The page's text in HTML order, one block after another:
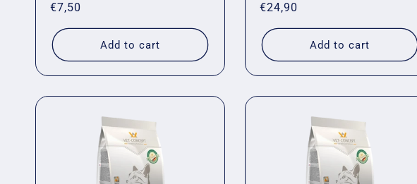
Regular
price
€7,50
Add to cart
Regular
price
€24,90
Add to cart